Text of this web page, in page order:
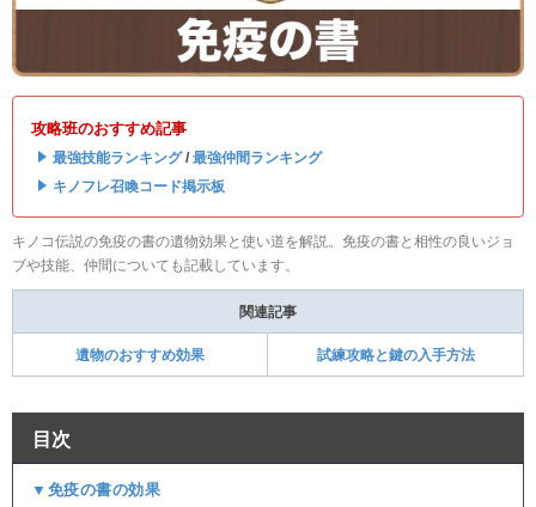
攻略班のおすすめ記事
・ 最強技能ランキング/ 最強仲間ランキング
・ キノフレ召喚コード掲示板
キノコ伝説の免疫の書の遺物効果と使い道を解説。免疫の書と相性の良いジョ
ブや技能、仲間についても記載しています。
関連記事
遺物のおすすめ効果 試練攻略と鍵の入手方法
目次
▼免疫の書の効果